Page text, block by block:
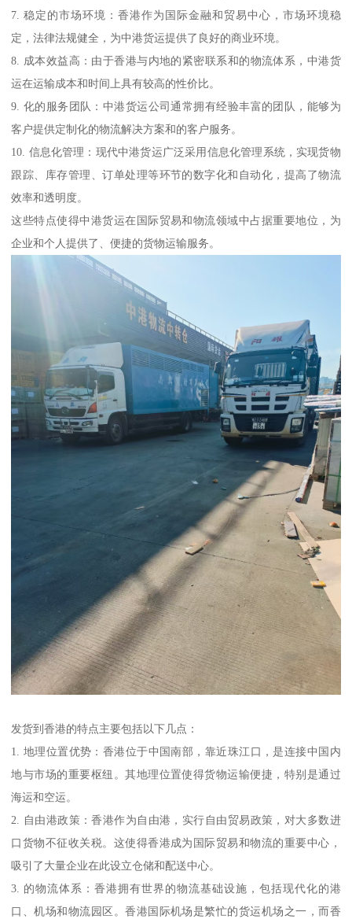
7. 稳定的市场环境：香港作为国际金融和贸易中心，市场环境稳
定，法律法规健全，为中港货运提供了良好的商业环境。
8. 成本效益高：由于香港与内地的紧密联系和的物流体系，中港货
运在运输成本和时间上具有较高的性价比。
9. 化的服务团队：中港货运公司通常拥有经验丰富的团队，能够为
客户提供定制化的物流解决方案和的客户服务。
10. 信息化管理：现代中港货运广泛采用信息化管理系统，实现货物
跟踪、库存管理、订单处理等环节的数字化和自动化，提高了物流
效率和透明度。
这些特点使得中港货运在国际贸易和物流领域中占据重要地位，为
企业和个人提供了、便捷的货物运输服务。
发货到香港的特点主要包括以下几点：
1. 地理位置优势：香港位于中国南部，靠近珠江口，是连接中国内
地与市场的重要枢纽。其地理位置使得货物运输便捷，特别是通过
海运和空运。
2. 自由港政策：香港作为自由港，实行自由贸易政策，对大多数进
口货物不征收关税。这使得香港成为国际贸易和物流的重要中心，
吸引了大量企业在此设立仓储和配送中心。
3. 的物流体系：香港拥有世界的物流基础设施，包括现代化的港
口、机场和物流园区。香港国际机场是繁忙的货运机场之一，而香